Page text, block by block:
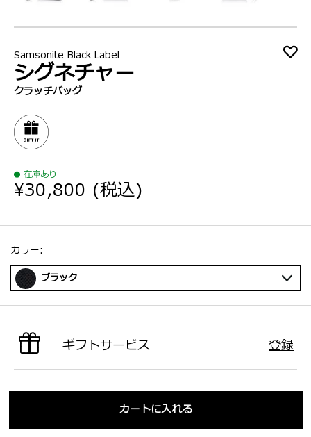
Samsonite Black Label
シグネチャー
クラッチバッグ
在庫あり
¥30,800 (税込)
選択：
カラー:
ブラック
ギフトサービス 登録
カートに入れる